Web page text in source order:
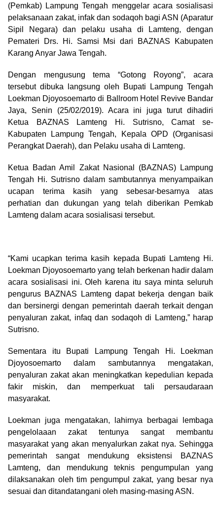
(Pemkab) Lampung Tengah menggelar acara sosialisasi
pelaksanaan zakat, infak dan sodaqoh bagi ASN (Aparatur
Sipil Negara) dan pelaku usaha di Lamteng, dengan
Pemateri Drs. Hi. Samsi Msi dari BAZNAS Kabupaten
Karang Anyar Jawa Tengah.
Dengan mengusung tema “Gotong Royong”, acara
tersebut dibuka langsung oleh Bupati Lampung Tengah
Loekman Djoyosoemarto di Ballroom Hotel Revive Bandar
Jaya, Senin (25/02/2019). Acara ini juga turut dihadiri
Ketua BAZNAS Lamteng Hi. Sutrisno, Camat se-
Kabupaten Lampung Tengah, Kepala OPD (Organisasi
Perangkat Daerah), dan Pelaku usaha di Lamteng.
Ketua Badan Amil Zakat Nasional (BAZNAS) Lampung
Tengah Hi. Sutrisno dalam sambutannya menyampaikan
ucapan terima kasih yang sebesar-besarnya atas
perhatian dan dukungan yang telah diberikan Pemkab
Lamteng dalam acara sosialisasi tersebut.
“Kami ucapkan terima kasih kepada Bupati Lamteng Hi.
Loekman Djoyosoemarto yang telah berkenan hadir dalam
acara sosialisasi ini. Oleh karena itu saya minta seluruh
pengurus BAZNAS Lamteng dapat bekerja dengan baik
dan bersinergi dengan pemerintah daerah terkait dengan
penyaluran zakat, infaq dan sodaqoh di Lamteng,” harap
Sutrisno.
Sementara itu Bupati Lampung Tengah Hi. Loekman
Djoyosoemarto dalam sambutannya mengatakan,
penyaluran zakat akan meningkatkan kepedulian kepada
fakir miskin, dan memperkuat tali persaudaraan
masyarakat.
Loekman juga mengatakan, lahirnya berbagai lembaga
pengelolaaan zakat tentunya sangat membantu
masyarakat yang akan menyalurkan zakat nya. Sehingga
pemerintah sangat mendukung eksistensi BAZNAS
Lamteng, dan mendukung teknis pengumpulan yang
dilaksanakan oleh tim pengumpul zakat, yang besar nya
sesuai dan ditandatangani oleh masing-masing ASN.